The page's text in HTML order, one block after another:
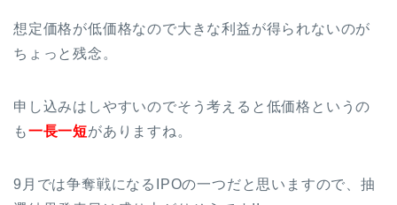
想定価格が低価格なので大きな利益が得られないのが
ちょっと残念。
申し込みはしやすいのでそう考えると低価格というの
も一長一短がありますね。
9月では争奪戦になるIPOの一つだと思いますので、抽